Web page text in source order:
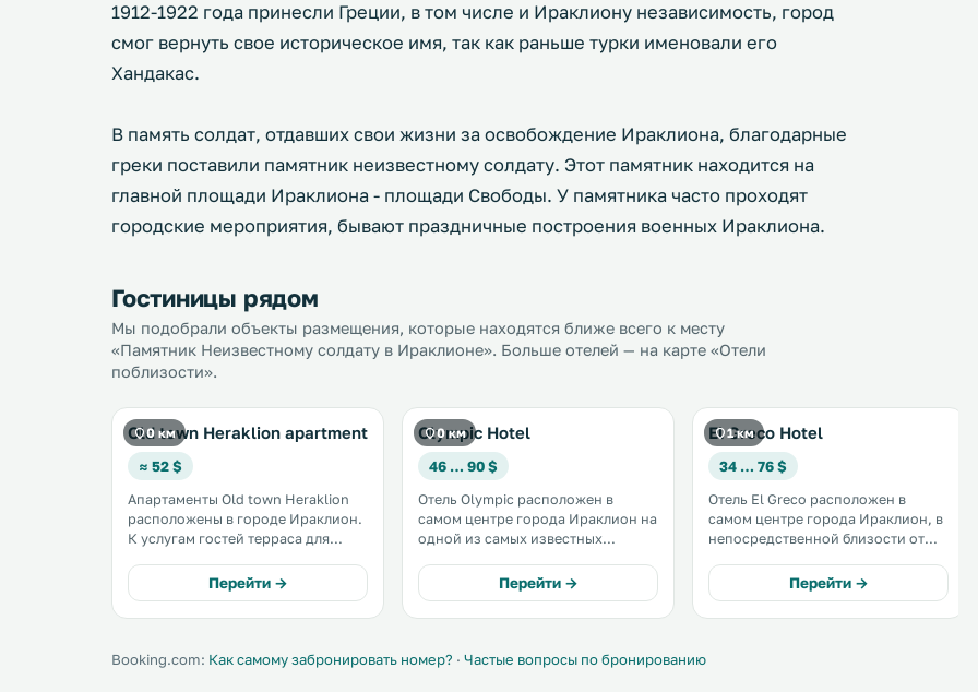
1912-1922 года принесли Греции, в том числе и Ираклиону независимость, город
смог вернуть свое историческое имя, так как раньше турки именовали его
Хандакас.
В память солдат, отдавших свои жизни за освобождение Ираклиона, благодарные
греки поставили памятник неизвестному солдату. Этот памятник находится на
главной площади Ираклиона - площади Свободы. У памятника часто проходят
городские мероприятия, бывают праздничные построения военных Ираклиона.
Гостиницы рядом
Мы подобрали объекты размещения, которые находятся ближе всего к месту
«Памятник Неизвестному солдату в Ираклионе». Больше отелей — на карте «Отели
поблизости».
0 км
Old town Heraklion apartment
≈ 52 $
Апартаменты Old town Heraklion
расположены в городе Ираклион.
К услугам гостей терраса для
бесплатный Wi-Fi на всей
территории. Кухня оснащена
духовкой, тостером и чайником. .
Перейти →
0 км
Olympic Hotel
46 … 90 $
Отель Olympic расположен в
самом центре города Ираклион на
одной из самых известных
Olympic ориентирован на
размещение бизнес-
путешественников и гостей,
отпуска в Ираклионе. .
Перейти →
1 км
El Greco Hotel
34 … 76 $
Отель El Greco расположен в
самом центре города Ираклион, в
непосредственной близости от
остановок общественного
транспорта, банков и
туристических магазинов. .
Перейти →
Booking.com: Как самому забронировать номер? · Частые вопросы по бронированию